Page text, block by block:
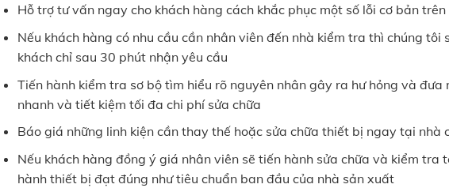
Hỗ trợ tư vấn ngay cho khách hàng cách khắc phục một số lỗi cơ bản
Nếu khách hàng có nhu cầu cần nhân viên đến nhà kiểm tra thì chúng
khách chỉ sau 30 phút nhận yêu cầu
Tiến hành kiểm tra sơ bộ tìm hiểu rõ nguyên nhân gây ra hư hỏng và đưa
nhanh và tiết kiệm tối đa chi phí sửa chữa
Báo giá những linh kiện cần thay thế hoặc sửa chữa thiết bị ngay tại nhà
Nếu khách hàng đồng ý giá nhân viên sẽ tiến hành sửa chữa và kiểm
hành thiết bị đạt đúng như tiêu chuẩn ban đầu của nhà sản xuất